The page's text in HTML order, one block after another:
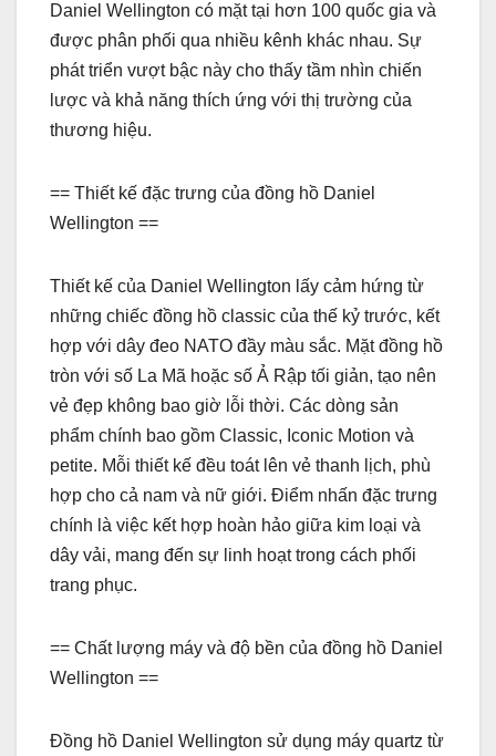
Daniel Wellington có mặt tại hơn 100 quốc gia và
được phân phối qua nhiều kênh khác nhau. Sự
phát triển vượt bậc này cho thấy tầm nhìn chiến
lược và khả năng thích ứng với thị trường của
thương hiệu.
== Thiết kế đặc trưng của đồng hồ Daniel
Wellington ==
Thiết kế của Daniel Wellington lấy cảm hứng từ
những chiếc đồng hồ classic của thế kỷ trước, kết
hợp với dây đeo NATO đầy màu sắc. Mặt đồng hồ
tròn với số La Mã hoặc số Ả Rập tối giản, tạo nên
vẻ đẹp không bao giờ lỗi thời. Các dòng sản
phẩm chính bao gồm Classic, Iconic Motion và
petite. Mỗi thiết kế đều toát lên vẻ thanh lịch, phù
hợp cho cả nam và nữ giới. Điểm nhấn đặc trưng
chính là việc kết hợp hoàn hảo giữa kim loại và
dây vải, mang đến sự linh hoạt trong cách phối
trang phục.
== Chất lượng máy và độ bền của đồng hồ Daniel
Wellington ==
Đồng hồ Daniel Wellington sử dụng máy quartz từ